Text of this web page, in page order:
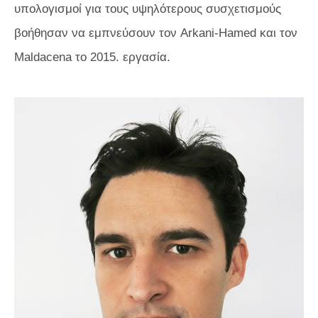
υπολογισμοί για τους υψηλότερους συσχετισμούς
βοήθησαν να εμπνεύσουν τον Arkani-Hamed και τον
Maldacena το 2015. εργασία.